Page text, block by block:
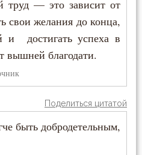
труд — это зависит от
свои желания до конца,
и достигать успеха в
вышней благодати.
Поделиться цитатой
быть добродетельным,